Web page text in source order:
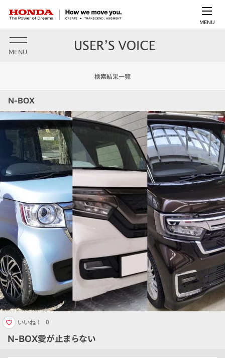
MENU
MENU
検索結果一覧
N-BOX
N-BOX愛が止まらない
いいね！ 0